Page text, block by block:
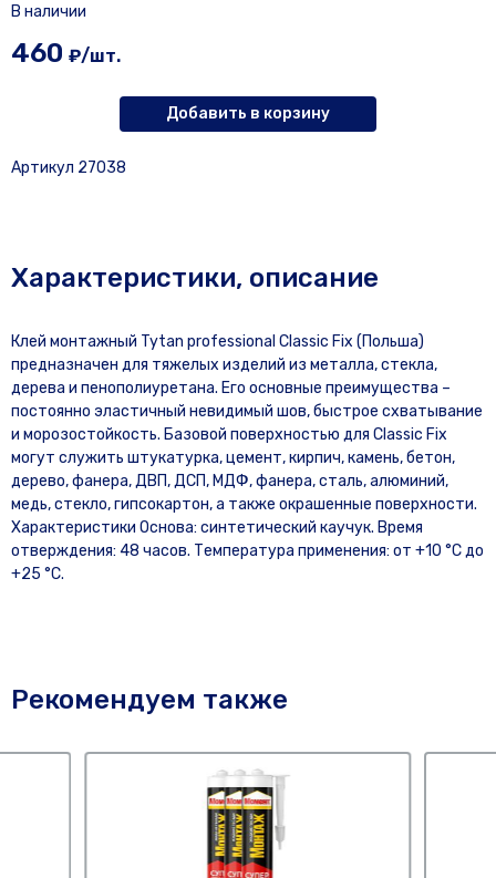
В наличии
460 ₽/шт.
Добавить в корзину
Артикул 27038
Характеристики, описание
Клей монтажный Tytan professional Classic Fix (Польша)
предназначен для тяжелых изделий из металла, стекла,
дерева и пенополиуретана. Его основные преимущества –
постоянно эластичный невидимый шов, быстрое схватывание
и морозостойкость. Базовой поверхностью для Classic Fix
могут служить штукатурка, цемент, кирпич, камень, бетон,
дерево, фанера, ДВП, ДСП, МДФ, фанера, сталь, алюминий,
медь, стекло, гипсокартон, а также окрашенные поверхности.
Характеристики Основа: синтетический каучук. Время
отверждения: 48 часов. Температура применения: от +10 °C до
+25 °C.
Рекомендуем также